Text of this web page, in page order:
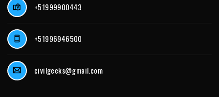
+51999900443
+51996946500
civilgeeks@gmail.com